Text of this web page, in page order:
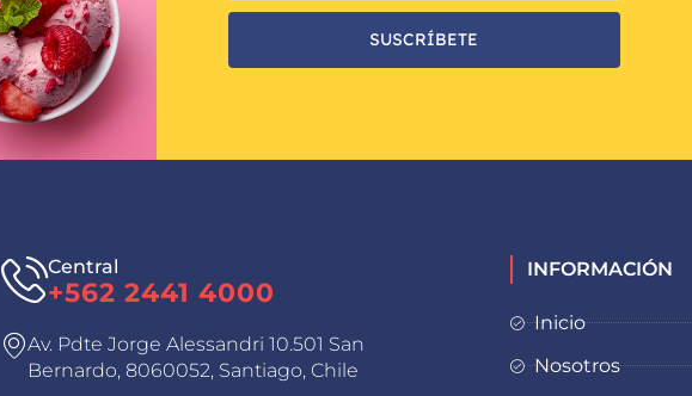
SUSCRÍBETE
Central
+562 2441 4000
Av. Pdte Jorge Alessandri 10.501 San
Bernardo, 8060052, Santiago, Chile
INFORMACIÓN
Inicio
Nosotros